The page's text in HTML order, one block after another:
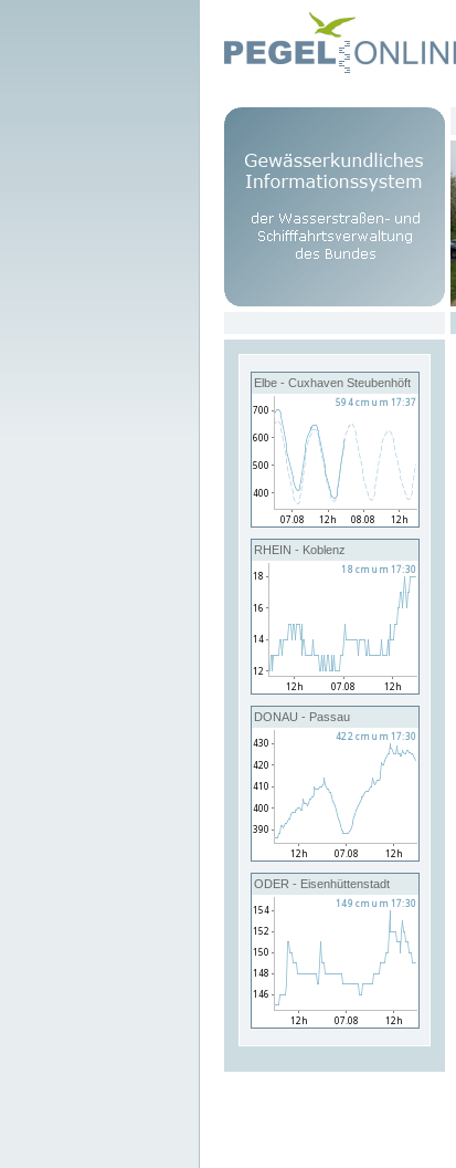
Elbe - Cuxhaven Steubenhöft
RHEIN - Koblenz
DONAU - Passau
ODER - Eisenhüttenstadt